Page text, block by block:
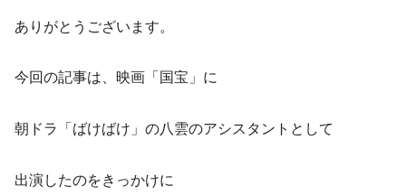
ありがとうございます。
今回の記事は、映画「国宝」に
朝ドラ「ばけばけ」の八雲のアシスタントとして
出演したのをきっかけに